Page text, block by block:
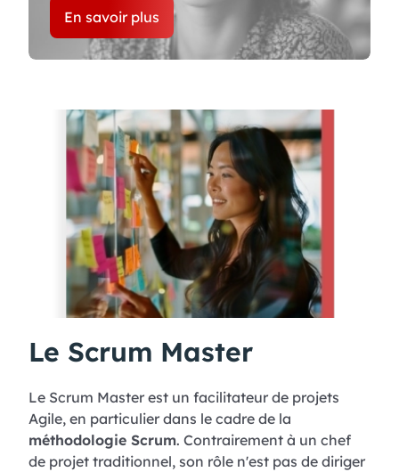
En savoir plus
Le Scrum Master
Le Scrum Master est un facilitateur de projets
Agile, en particulier dans le cadre de la
méthodologie Scrum. Contrairement à un chef
de projet traditionnel, son rôle n'est pas de diriger